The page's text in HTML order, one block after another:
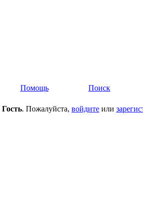
Помощь Поиск
Гость. Пожалуйста, войдите или